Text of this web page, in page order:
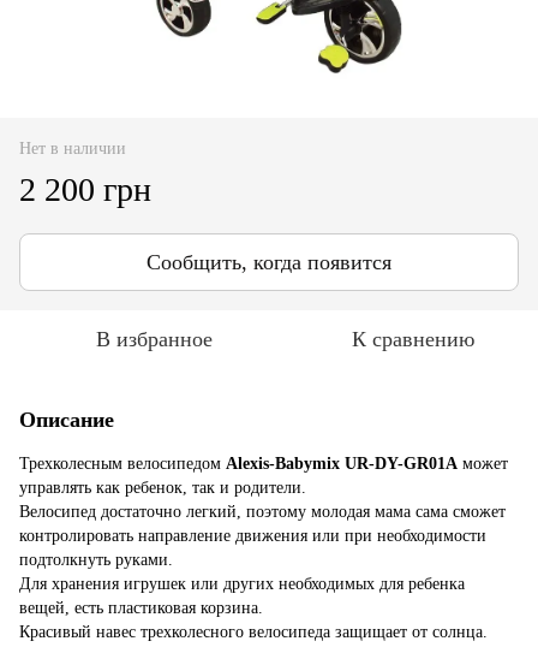
Нет в наличии
2 200 грн
Сообщить, когда появится
В избранное К сравнению
Описание
Трехколесным велосипедом Alexis-Babymix UR-DY-GR01A может
управлять как ребенок, так и родители.
Велосипед достаточно легкий, поэтому молодая мама сама сможет
контролировать направление движения или при необходимости
подтолкнуть руками.
Для хранения игрушек или других необходимых для ребенка
вещей, есть пластиковая корзина.
Красивый навес трехколесного велосипеда защищает от солнца.